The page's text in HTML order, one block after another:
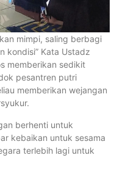
mimpi, saling berbagi
kondisi” Kata Ustadz
memberikan sedikit
pesantren putri
memberikan wejangan
berhenti untuk
kebaikan untuk sesama
terlebih lagi untuk